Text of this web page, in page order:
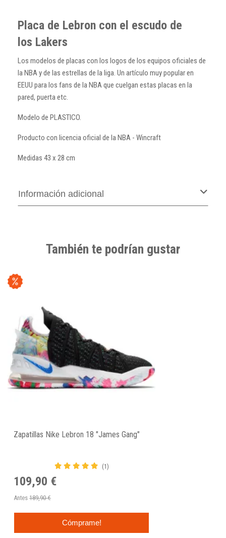
Placa de Lebron con el escudo de
los Lakers
Los modelos de placas con los logos de los equipos oficiales de
la NBA y de las estrellas de la liga. Un artículo muy popular en
EEUU para los fans de la NBA que cuelgan estas placas en la
pared, puerta etc.
Modelo de PLASTICO.
Producto con licencia oficial de la NBA - Wincraft
Medidas 43 x 28 cm
Información adicional
También te podrían gustar
Zapatillas Nike Lebron 18 "James Gang"
(1)
109,90 €
Antes 189,90 €
Cómprame!